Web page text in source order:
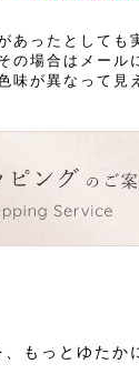
あったとしても
の場合はメール
味が異なって見
、もっとゆたか